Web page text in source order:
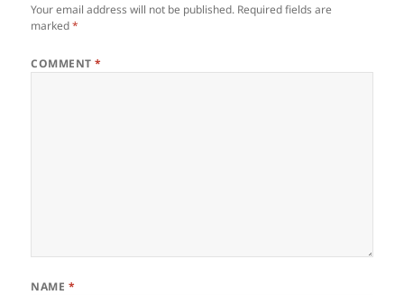
Your email address will not be published. Required fields are
marked*
COMMENT*
NAME *